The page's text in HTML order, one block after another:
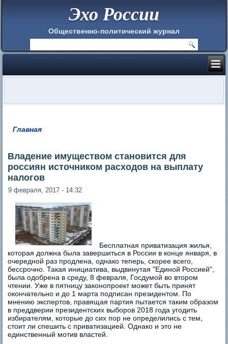
Эхо России
Общественно-политический журнал
Главная
Владение имуществом становится для
россиян источником расходов на выплату
налогов
9 февраля, 2017 - 14:32
Бесплатная приватизация жилья,
которая должна была завершиться в России в конце января, в
очередной раз продлена, однако теперь, скорее всего,
бессрочно. Такая инициатива, выдвинутая "Единой Россией",
была одобрена в среду, 8 февраля, Госдумой во втором
чтении. Уже в пятницу законопроект может быть принят
окончательно и до 1 марта подписан президентом. По
мнению экспертов, правящая партия пытается таким образом
в преддверии президентских выборов 2018 года угодить
избирателям, которые до сих пор не определились с тем,
стоит ли спешить с приватизацией. Однако и это не
единственный мотив властей.